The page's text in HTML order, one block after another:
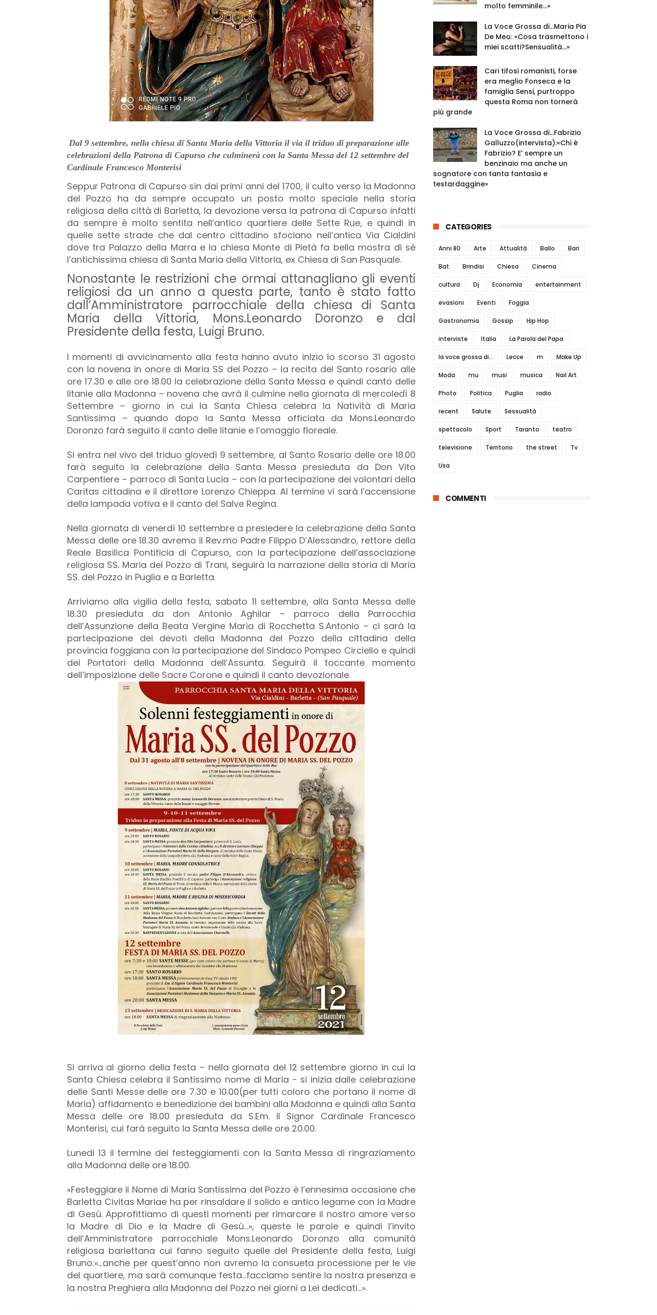
Dal 9 settembre, nella chiesa di Santa Maria della Vittoria il via il triduo di preparazione alle
celebrazioni della Patrona di Capurso che culminerà con la Santa Messa del 12 settembre del
Cardinale Francesco Monterisi
Seppur Patrona di Capurso sin dai primi anni del 1700, il culto verso la Madonna
del Pozzo ha da sempre occupato un posto molto speciale nella storia
religiosa della città di Barletta, la devozione versa la patrona di Capurso infatti
da sempre è molto sentita nell’antico quartiere delle Sette Rue, e quindi in
quelle sette strade che dal centro cittadino sfociano nell’antica Via Cialdini
dove tra Palazzo della Marra e la chiesa Monte di Pietà fa bella mostra di sé
l’antichissima chiesa di Santa Maria della Vittoria, ex Chiesa di San Pasquale.
Nonostante le restrizioni che ormai attanagliano gli eventi
religiosi da un anno a questa parte, tanto è stato fatto
dall’Amministratore parrocchiale della chiesa di Santa
Maria della Vittoria, Mons.Leonardo Doronzo e dal
Presidente della festa, Luigi Bruno.
I momenti di avvicinamento alla festa hanno avuto inizio lo scorso 31 agosto
con la novena in onore di Maria SS del Pozzo – la recita del Santo rosario alle
ore 17.30 e alle ore 18.00 la celebrazione della Santa Messa e quindi canto delle
litanie alla Madonna – novena che avrà il culmine nella giornata di mercoledì 8
Settembre – giorno in cui la Santa Chiesa celebra la Natività di Maria
Santissima – quando dopo la Santa Messa officiata da Mons.Leonardo
Doronzo farà seguito il canto delle litanie e l’omaggio floreale.
Si entra nel vivo del triduo giovedì 9 settembre, al Santo Rosario delle ore 18.00
farà seguito la celebrazione della Santa Messa presieduta da Don Vito
Carpentiere – parroco di Santa Lucia – con la partecipazione dei volontari della
Caritas cittadina e il direttore Lorenzo Chieppa. Al termine vi sarà l’accensione
della lampada votiva e il canto del Salve Regina.
Nella giornata di venerdì 10 settembre a presiedere la celebrazione della Santa
Messa delle ore 18.30 avremo il Rev.mo Padre Filippo D’Alessandro, rettore della
Reale Basilica Pontificia di Capurso, con la partecipazione dell’associazione
religiosa SS. Maria del Pozzo di Trani, seguirà la narrazione della storia di Maria
SS. del Pozzo in Puglia e a Barletta.
Arriviamo alla vigilia della festa, sabato 11 settembre, alla Santa Messa delle
18.30 presieduta da don Antonio Aghilar – parroco della Parrocchia
dell’Assunzione della Beata Vergine Maria di Rocchetta S.Antonio – ci sarà la
partecipazione dei devoti della Madonna del Pozzo della cittadina della
provincia foggiana con la partecipazione del Sindaco Pompeo Circiello e quindi
dei Portatori della Madonna dell’Assunta. Seguirà il toccante momento
dell’imposizione delle Sacre Corone e quindi il canto devozionale.
Si arriva al giorno della festa – nella giornata del 12 settembre giorno in cui la
Santa Chiesa celebra il Santissimo nome di Maria - si inizia dalle celebrazione
delle Santi Messe delle ore 7.30 e 10.00(per tutti coloro che portano il nome di
Maria) affidamento e benedizione dei bambini alla Madonna e quindi alla Santa
Messa delle ore 18.00 presieduta da S.Em. il Signor Cardinale Francesco
Monterisi, cui farà seguito la Santa Messa delle ore 20.00.
Lunedi 13 il termine dei festeggiamenti con la Santa Messa di ringraziamento
alla Madonna delle ore 18.00.
«Festeggiare il Nome di Maria Santissima del Pozzo è l’ennesima occasione che
Barletta Civitas Mariae ha per rinsaldare il solido e antico legame con la Madre
di Gesù. Approfittiamo di questi momenti per rimarcare il nostro amore verso
la Madre di Dio e la Madre di Gesù…», queste le parole e quindi l’invito
dell’Amministratore parrocchiale Mons.Leonardo Doronzo alla comunità
religiosa barlettana cui fanno seguito quelle del Presidente della festa, Luigi
Bruno:«…anche per quest’anno non avremo la consueta processione per le vie
del quartiere, ma sarà comunque festa…facciamo sentire la nostra presenza e
la nostra Preghiera alla Madonna del Pozzo nei giorni a Lei dedicati…».
molto femminile…»
La Voce Grossa di…Maria Pia
De Meo: «Cosa trasmettono i
miei scatti?Sensualità…»
Cari tifosi romanisti, forse
era meglio Fonseca e la
famiglia Sensi, purtroppo
questa Roma non tornerà
più grande
La Voce Grossa di…Fabrizio
Galluzzo(intervista):«Chi è
Fabrizio? E’ sempre un
benzinaio ma anche un
sognatore con tanta fantasia e
testardaggine»
CATEGORIES
Anni 80 Arte Attualità Ballo Bari
Bat Brindisi Chiesa Cinema
cultura Dj Economia entertainment
evasioni Eventi Foggia
Gastronomia Gossip Hip Hop
interviste Italia La Parola del Papa
la voce grossa di... Lecce m Make Up
Moda mu musi musica Nail Art
Photo Politica Puglia radio
recent Salute Sessualità
spettacolo Sport Taranto teatro
televisione Territorio the street Tv
Usa
COMMENTI